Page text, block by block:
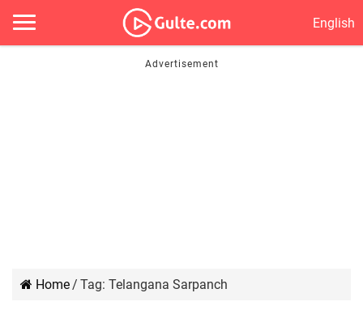
English
Home/ Tag: Telangana Sarpanch